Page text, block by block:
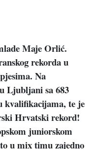
Maje Orlić.
rekorda u
Na
Ljubljani sa 683
kvalifikacijama, te je
Hrvatski rekord!
juniorskom
u mix timu zajedno